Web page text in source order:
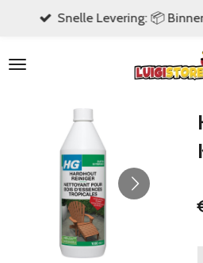
naar
hoofdinhoud
Snelle Levering: 📦